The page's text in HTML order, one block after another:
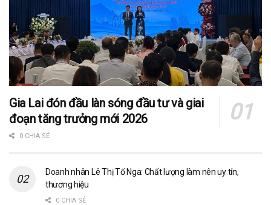
Gia Lai đón đầu làn sóng đầu tư và giai
đoạn tăng trưởng mới 2026
0 CHIA SẺ
Doanh nhân Lê Thị Tố Nga: Chất lượng làm nên uy tín,
thương hiệu
0 CHIA SẺ